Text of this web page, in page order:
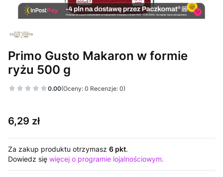
Primo Gusto Makaron w formie
ryżu 500 g
0.00(Oceny: 0 Recenzje: 0)
Cena
6,29 zł
Za zakup produktu otrzymasz 6 pkt.
Dowiedz się więcej o programie lojalnościowym.